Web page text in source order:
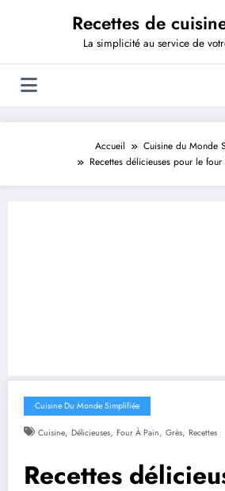
Recettes de
La simplicité au service de
Accueil
Cuisine du Monde
Recettes délicieuses pour le
Cuisine Du Monde Simplifiée
Cuisine, Délicieuses, Four À Pain, Grès, Recettes
Recettes